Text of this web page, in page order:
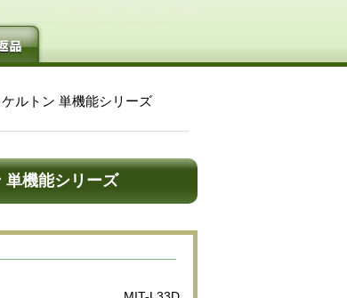
ルトン 単機能シリーズ
単機能シリーズ